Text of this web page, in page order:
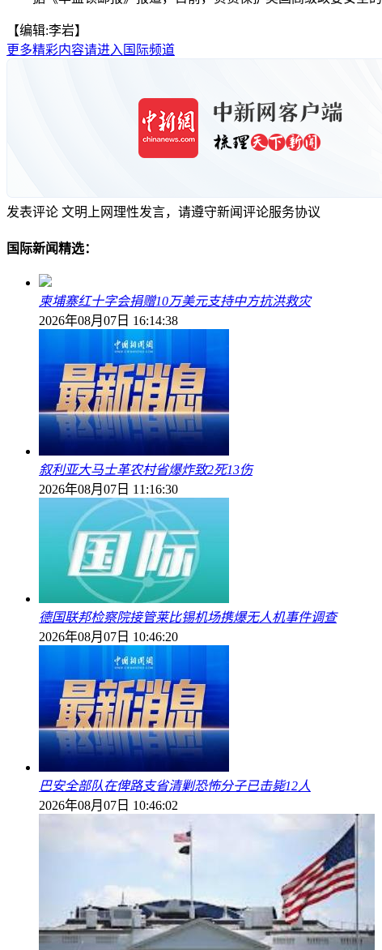
【编辑:李岩】
更多精彩内容请进入国际频道
发表评论 文明上网理性发言，请遵守新闻评论服务协议
国际新闻精选：
柬埔寨红十字会捐赠10万美元支持中方抗洪救灾
2026年08月07日 16:14:38
叙利亚大马士革农村省爆炸致2死13伤
2026年08月07日 11:16:30
德国联邦检察院接管莱比锡机场携爆无人机事件调查
2026年08月07日 10:46:20
巴安全部队在俾路支省清剿恐怖分子已击毙12人
2026年08月07日 10:46:02